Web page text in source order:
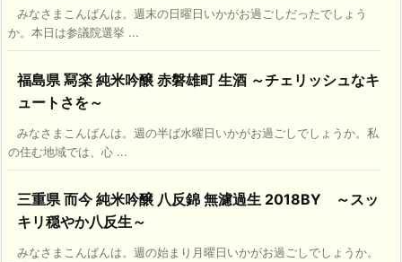
みなさまこんばんは。週末の日曜日いかがお過ごしだったでしょう
か。本日は参議院選挙 ...
福島県 冩楽 純米吟醸 赤磐雄町 生酒 ～チェリッシュなキ
ュートさを～
みなさまこんばんは。週の半ば水曜日いかがお過ごしでしょうか。私
の住む地域では、心 ...
三重県 而今 純米吟醸 八反錦 無濾過生 2018BY ～スッ
キリ穏やか八反生～
みなさまこんばんは。週の始まり月曜日いかがお過ごしでしょうか。